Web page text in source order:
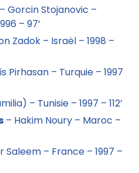
– Gorcin Stojanovic –
– 97’
Zadok – Israël – 1998 –
Pirhasan – Turquie – 1997
– Tunisie – 1997 – 112’
– Hakim Noury – Maroc –
Saleem – France – 1997 –